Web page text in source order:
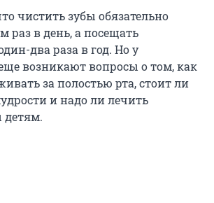
чистить зубы обязательно
в день, а посещать
два раза в год. Но у
возникают вопросы о том, как
за полостью рта, стоит ли
и надо ли лечить
детям.